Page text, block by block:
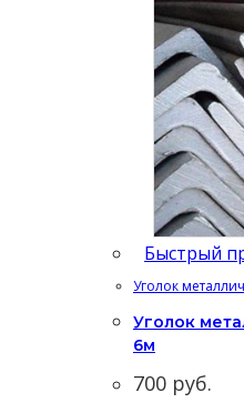
Быстрый
Уголок
Уголок
6м
700 руб.